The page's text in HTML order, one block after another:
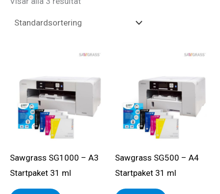
Sawgrass SG1000 – A3
Startpaket 31 ml
Sawgrass SG500 – A4
Startpaket 31 ml